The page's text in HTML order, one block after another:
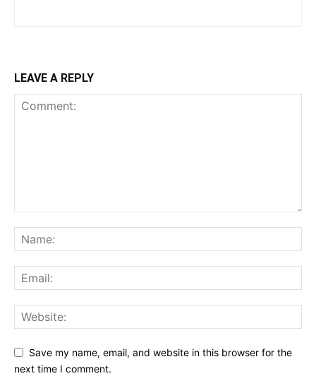
LEAVE A REPLY
Save my name, email, and website in this browser for the
next time I comment.